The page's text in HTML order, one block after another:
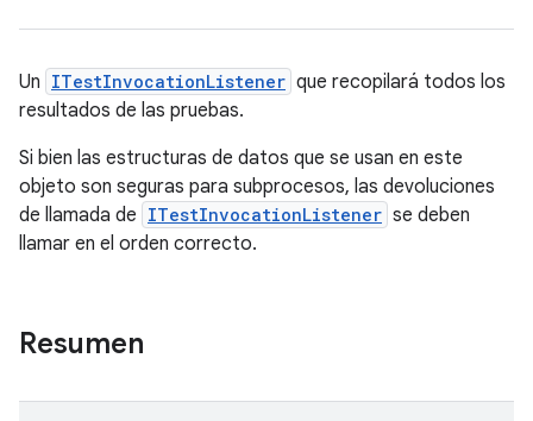
Un ITestInvocationListener que recopilará todos los
resultados de las pruebas.
Si bien las estructuras de datos que se usan en este
objeto son seguras para subprocesos, las devoluciones
de llamada de ITestInvocationListener se deben
llamar en el orden correcto.
Resumen